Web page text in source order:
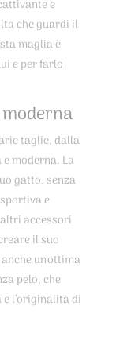
e
che guardi il
maglia è
e per farlo
taglie, dalla
moderna. La
gatto, senza
e
accessori
il suo
un’ottima
pelo, che
l’originalità di